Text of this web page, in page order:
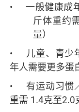
• 一般健康成
斤体重约
量）
• 儿童、青少
年人需要更多蛋
• 有运动习惯
重需 1.4克至2.0